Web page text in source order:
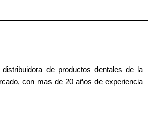
de productos dentales de la
con mas de 20 años de experiencia